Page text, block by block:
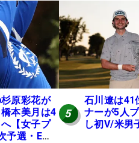
原彩花が
本美月は4
【女子プ
予選・E地
5
石川遼は
ナーが5人
し初V/米男